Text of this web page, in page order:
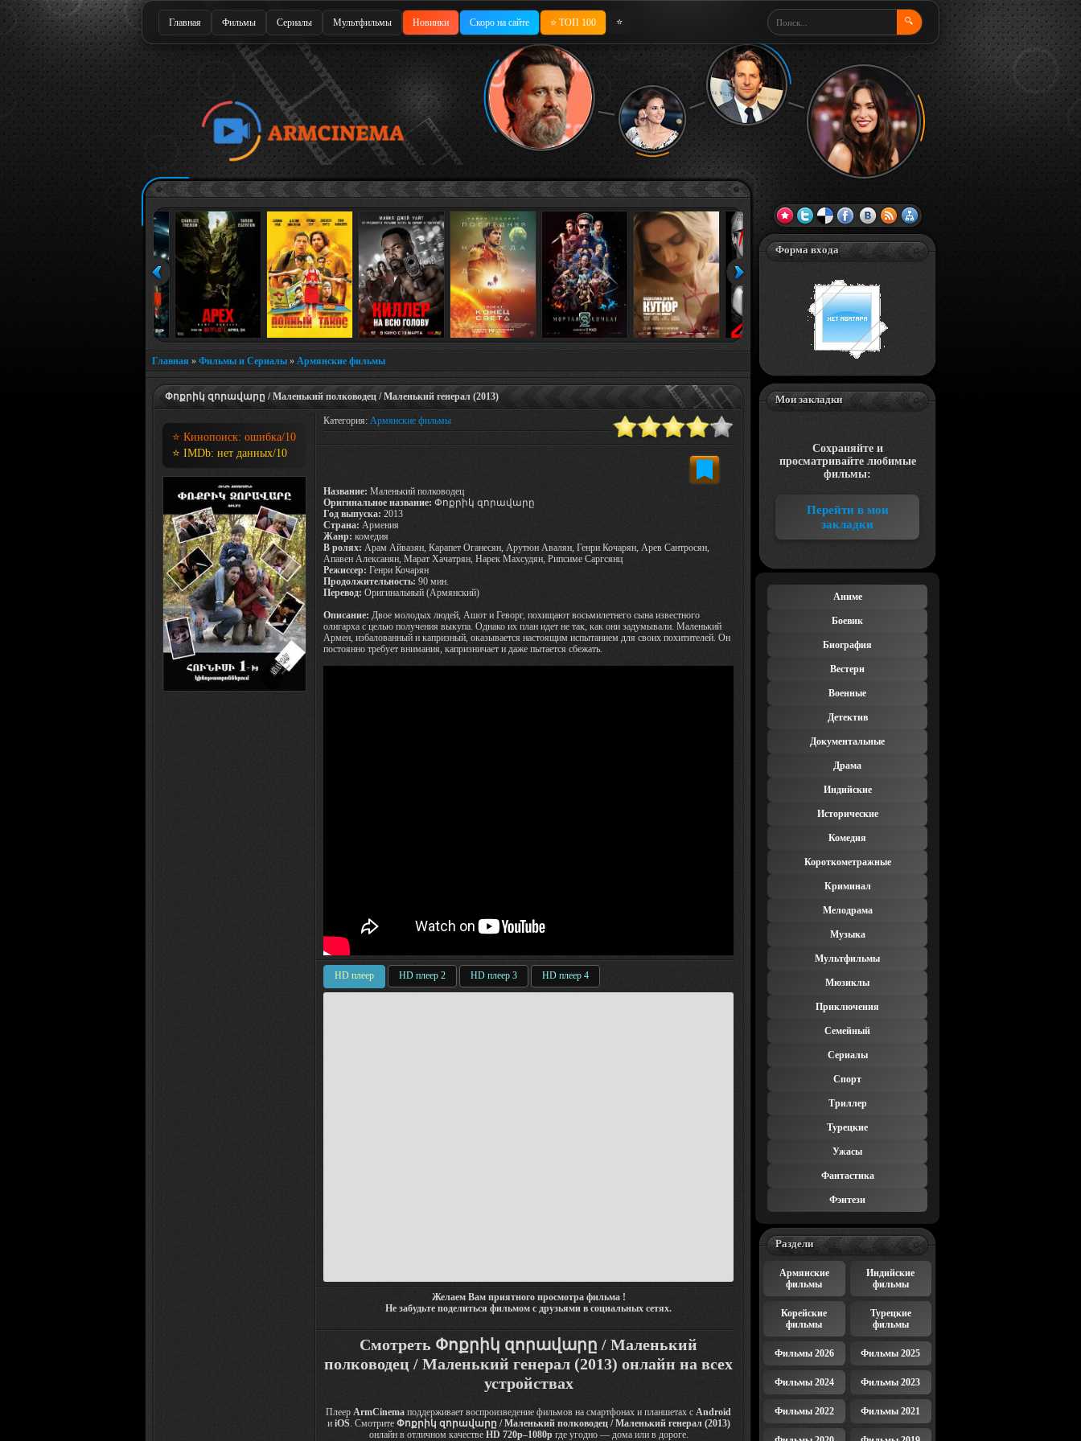
Главная Фильмы Сериалы Мультфильмы Новинки Скоро на сайте ⭐ ТОП 100 ⭐ 🔍
Главная » Фильмы и Сериалы » Армянские фильмы
Փոքրիկ զորավարը / Маленький полководец / Маленький генерал (2013)
⭐ Кинопоиск: ошибка/10
⭐ IMDb: нет данных/10
Категория: Армянские фильмы
Название: Маленький полководец
Оригинальное название: Փոքրիկ զորավարը
Год выпуска: 2013
Страна: Армения
Жанр: комедия
В ролях: Арам Айвазян, Карапет Оганесян, Арутюн Авалян, Генри Кочарян, Арев Сантросян,
Апавен Алексанян, Марат Хачатрян, Нарек Махсудян, Рипсиме Саргсянц
Режиссер: Генри Кочарян
Продолжительность: 90 мин.
Перевод: Оригинальный (Армянский)
Описание: Двое молодых людей, Ашот и Геворг, похищают восьмилетнего сына известного
олигарха с целью получения выкупа. Однако их план идет не так, как они задумывали. Маленький
Армен, избалованный и капризный, оказывается настоящим испытанием для своих похитителей. Он
постоянно требует внимания, капризничает и даже пытается сбежать.
HD плеер HD плеер 2 HD плеер 3 HD плеер 4
Желаем Вам приятного просмотра фильма !
Не забудьте поделиться фильмом с друзьями в социальных сетях.
Смотреть Փոքրիկ զորավարը / Маленький
полководец / Маленький генерал (2013) онлайн на всех
устройствах
Плеер ArmCinema поддерживает воспроизведение фильмов на смартфонах и планшетах с Android
и iOS. Смотрите Փոքրիկ զորավարը / Маленький полководец / Маленький генерал (2013)
онлайн в отличном качестве HD 720p–1080pгде угодно — дома или в дороге.
Форма входа
Мои закладки
Сохраняйте и
просматривайте любимые
фильмы:
Перейти в мои
закладки
Аниме
Боевик
Биография
Вестерн
Военные
Детектив
Документальные
Драма
Индийские
Исторические
Комедия
Короткометражные
Криминал
Мелодрама
Музыка
Мультфильмы
Мюзиклы
Приключения
Семейный
Сериалы
Спорт
Триллер
Турецкие
Ужасы
Фантастика
Фэнтези
Раздели
Армянские
фильмы
Индийские
фильмы
Корейские
фильмы
Турецкие
фильмы
Фильмы 2026 Фильмы 2025
Фильмы 2024 Фильмы 2023
Фильмы 2022 Фильмы 2021